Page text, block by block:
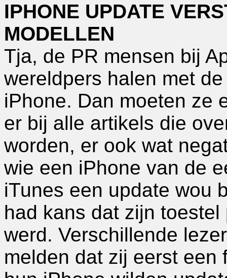
IPHONE UPDATE
MODELLEN
Tja, de PR mensen bij
wereldpers halen met
iPhone. Dan moeten ze
er bij alle artikels die
worden, er ook wat
wie een iPhone van de
iTunes een update wou
had kans dat zijn
werd. Verschillende
melden dat zij eerst een